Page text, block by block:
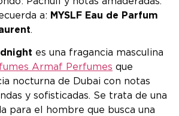
a: MYSLF Eau de Parfum
.
es una fragancia masculina
Armaf Perfumes que
nocturna de Dubai con notas
y sofisticadas. Se trata de una
para el hombre que busca una